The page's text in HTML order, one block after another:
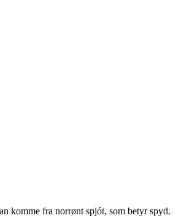
komme fra norrønt spjót, som betyr